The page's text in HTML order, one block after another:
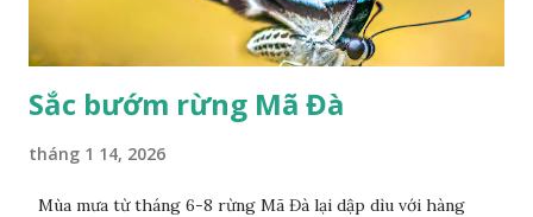
Sắc bướm rừng Mã Đà
tháng 1 14, 2026
Mùa mưa từ tháng 6-8 rừng Mã Đà lại dập dìu với hàng